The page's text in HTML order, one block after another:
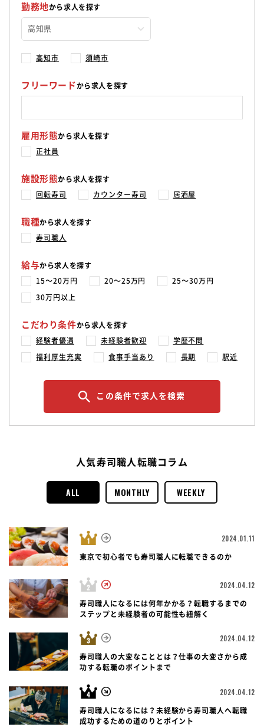
魚介の産地など商品の説明業務もあります。
勤務地から求人を探す
高知市 須崎市
フリーワードから求人を探す
雇用形態から求人を探す
正社員
施設形態から求人を探す
回転寿司 カウンター寿司 居酒屋
職種から求人を探す
寿司職人
給与から求人を探す
15〜20万円 20〜25万円 25〜30万円
30万円以上
こだわり条件から求人を探す
経験者優遇 未経験者歓迎 学歴不問
福利厚生充実 食事手当あり 長期 駅近
この条件で求人を検索
人気寿司職人転職コラム
ALL MONTHLY WEEKLY
2024.01.11
東京で初心者でも寿司職人に転職できるのか
2024.04.12
寿司職人になるには何年かかる？転職するまでの
ステップと未経験者の可能性も紐解く
2024.04.12
寿司職人の大変なこととは？仕事の大変さから成
功する転職のポイントまで
2024.04.12
寿司職人になるには？未経験から寿司職人へ転職
成功するための道のりとポイント